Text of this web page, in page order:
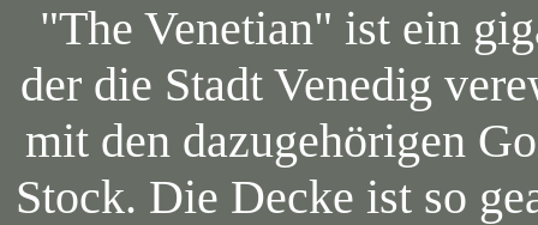
"The Venetian" ist ein
der die Stadt Venedig
mit den dazugehörigen
Stock. Die Decke ist so